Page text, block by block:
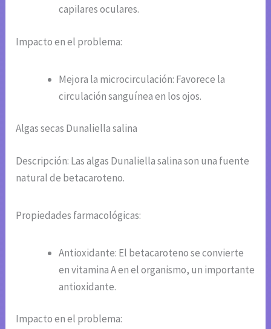
capilares oculares.
Impacto en el problema:
Mejora la microcirculación: Favorece la
circulación sanguínea en los ojos.
Algas secas Dunaliella salina
Descripción: Las algas Dunaliella salina son una fuente
natural de betacaroteno.
Propiedades farmacológicas:
Antioxidante: El betacaroteno se convierte
en vitamina A en el organismo, un importante
antioxidante.
Impacto en el problema: